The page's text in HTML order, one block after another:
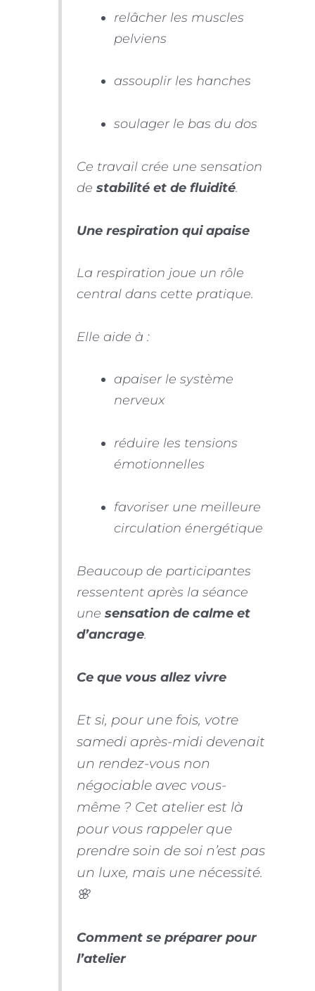
relâcher les muscles
pelviens
assouplir les hanches
soulager le bas du dos
Ce travail crée une sensation
de stabilité et de fluidité.
Une respiration qui apaise
La respiration joue un rôle
central dans cette pratique.
Elle aide à :
apaiser le système
nerveux
réduire les tensions
émotionnelles
favoriser une meilleure
circulation énergétique
Beaucoup de participantes
ressentent après la séance
une sensation de calme et
d’ancrage.
Ce que vous allez vivre
Et si, pour une fois, votre
samedi après-midi devenait
un rendez-vous non
négociable avec vous-
même ? Cet atelier est là
pour vous rappeler que
prendre soin de soi n’est pas
un luxe, mais une nécessité.
🌸
Comment se préparer pour
l’atelier